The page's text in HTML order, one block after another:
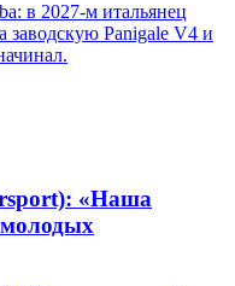
в 2027-м итальянец
заводскую Panigale V4 и
«Наша